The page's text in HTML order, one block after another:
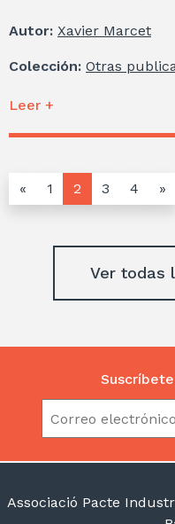
Autor: Xavier Marcet
Colección: Otras
Leer +
« 1 2 3 4 »
Ver todas
Associació Pacte